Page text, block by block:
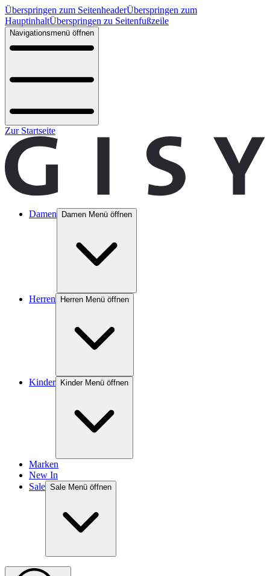
Überspringen zum SeitenheaderÜberspringen zum
HauptinhaltÜberspringen zu Seitenfußzeile
Navigationsmenü öffnen
Zur Startseite
Damen Damen Menü öffnen
Herren Herren Menü öffnen
Kinder Kinder Menü öffnen
Marken
New In
Sale Sale Menü öffnen